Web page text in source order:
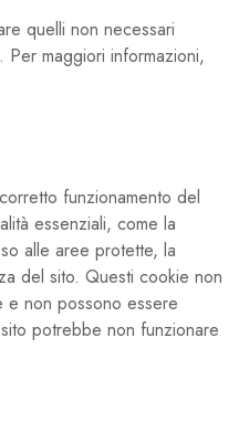
quelli non necessari
maggiori informazioni,
funzionamento del
essenziali, come la
alle aree protette, la
del sito. Questi cookie non
e non possono essere
potrebbe non funzionare